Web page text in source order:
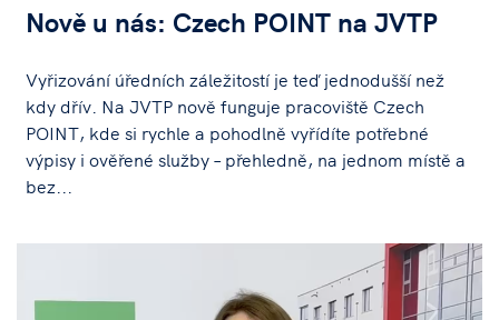
Nově u nás: Czech POINT na JVTP
Vyřizování úředních záležitostí je teď jednodušší než
kdy dřív. Na JVTP nově funguje pracoviště Czech
POINT, kde si rychle a pohodlně vyřídíte potřebné
výpisy i ověřené služby – přehledně, na jednom místě a
bez...